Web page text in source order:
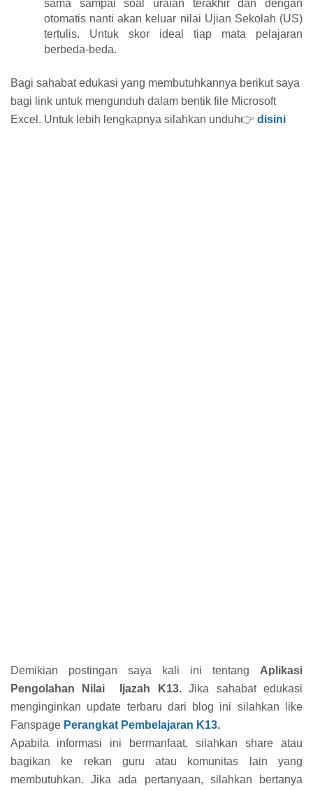
sama sampai soal uraian terakhir dan dengan
otomatis nanti akan keluar nilai Ujian Sekolah (US)
tertulis. Untuk skor ideal tiap mata pelajaran
berbeda-beda.
Bagi sahabat edukasi yang membutuhkannya berikut saya
bagi link untuk mengunduh dalam bentik file Microsoft
Excel. Untuk lebih lengkapnya silahkan unduh👉 disini
Demikian postingan saya kali ini tentang Aplikasi
Pengolahan Nilai Ijazah K13.Jika sahabat edukasi
menginginkan update terbaru dari blog ini silahkan like
Fanspage Perangkat Pembelajaran K13.
Apabila informasi ini bermanfaat, silahkan share atau
bagikan ke rekan guru atau komunitas lain yang
membutuhkan. Jika ada pertanyaan, silahkan bertanya